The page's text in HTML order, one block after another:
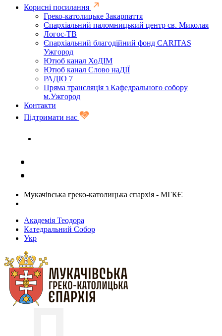
Корисні посилання
Греко-католицьке Закарпаття
Єпархіальний паломницький центр св. Миколая
Логос-ТВ
Єпархіальний благодійний фонд CARITAS
Ужгород
Ютюб канал ХоДІМ
Ютюб канал Слово наДІЇ
РАДІО 7
Пряма трансляція з Кафедрального собору
м.Ужгород
Контакти
Підтримати нас
Мукачівська греко-католицька єпархія - МГКЄ
Академія Теодора
Катедральний Собор
Укр